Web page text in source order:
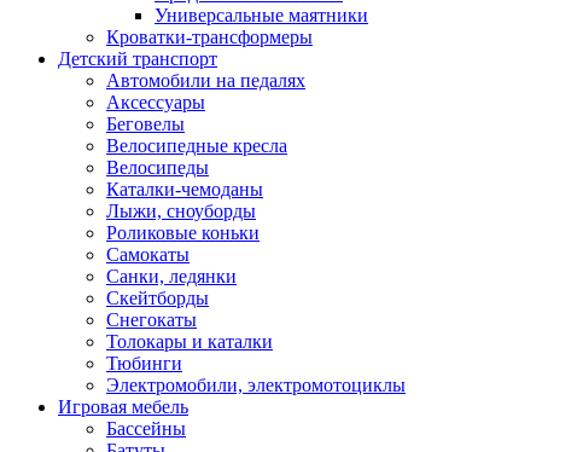
Универсальные маятники
Кроватки-трансформеры
Детский транспорт
Автомобили на педалях
Аксессуары
Беговелы
Велосипедные кресла
Велосипеды
Каталки-чемоданы
Лыжи, сноуборды
Роликовые коньки
Самокаты
Санки, ледянки
Скейтборды
Снегокаты
Толокары и каталки
Тюбинги
Электромобили, электромотоциклы
Игровая мебель
Бассейны